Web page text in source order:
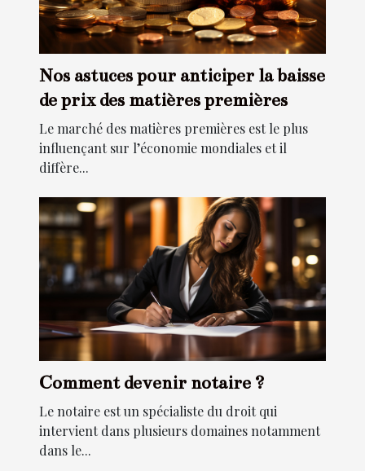
Nos astuces pour anticiper la baisse
de prix des matières premières
Le marché des matières premières est le plus
influençant sur l’économie mondiales et il
diffère...
Comment devenir notaire ?
Le notaire est un spécialiste du droit qui
intervient dans plusieurs domaines notamment
dans le...